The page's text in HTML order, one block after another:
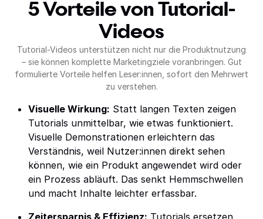
5 Vorteile von Tutorial-
Videos
Tutorial-Videos unterstützen nicht nur die Produktnutzung
– sie können komplette Marketingziele voranbringen. Gut
formulierte Vorteile helfen Leser:innen, sofort den Mehrwert
zu verstehen.
Visuelle Wirkung: Statt langen Texten zeigen
Tutorials unmittelbar, wie etwas funktioniert.
Visuelle Demonstrationen erleichtern das
Verständnis, weil Nutzer:innen direkt sehen
können, wie ein Produkt angewendet wird oder
ein Prozess abläuft. Das senkt Hemmschwellen
und macht Inhalte leichter erfassbar.
Zeitersparnis & Effizienz: Tutorials ersetzen